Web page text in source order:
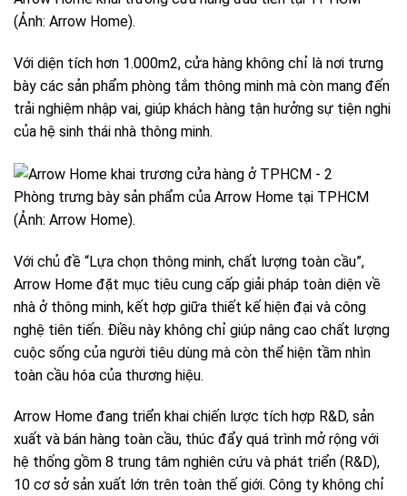
(Ảnh: Arrow Home).
Với diện tích hơn 1.000m2, cửa hàng không chỉ là nơi trưng
bày các sản phẩm phòng tắm thông minh mà còn mang đến
trải nghiệm nhập vai, giúp khách hàng tận hưởng sự tiện nghi
của hệ sinh thái nhà thông minh.
Phòng trưng bày sản phẩm của Arrow Home tại TPHCM
(Ảnh: Arrow Home).
Với chủ đề “Lựa chọn thông minh, chất lượng toàn cầu”,
Arrow Home đặt mục tiêu cung cấp giải pháp toàn diện về
nhà ở thông minh, kết hợp giữa thiết kế hiện đại và công
nghệ tiên tiến. Điều này không chỉ giúp nâng cao chất lượng
cuộc sống của người tiêu dùng mà còn thể hiện tầm nhìn
toàn cầu hóa của thương hiệu.
Arrow Home đang triển khai chiến lược tích hợp R&D, sản
xuất và bán hàng toàn cầu, thúc đẩy quá trình mở rộng với
hệ thống gồm 8 trung tâm nghiên cứu và phát triển (R&D),
10 cơ sở sản xuất lớn trên toàn thế giới. Công ty không chỉ